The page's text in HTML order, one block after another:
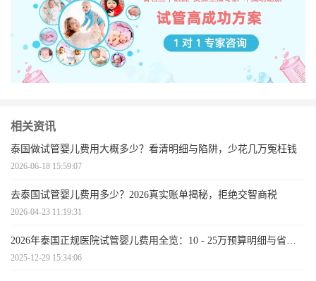
相关资讯
泰国做试管婴儿费用大概多少？看清明细与陷阱，少花几万冤枉钱
2026-06-18 15:59:07
去泰国试管婴儿费用多少？2026真实账单揭秘，拒绝交智商税
2026-04-23 11:19:31
2025-12-29 15:34:06